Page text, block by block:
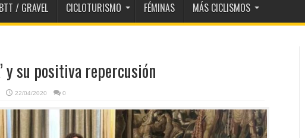
BTT / GRAVEL CICLOTURISMO FÉMINAS MÁS CICLISMOS
y su positiva repercusión
22/04/2020 0